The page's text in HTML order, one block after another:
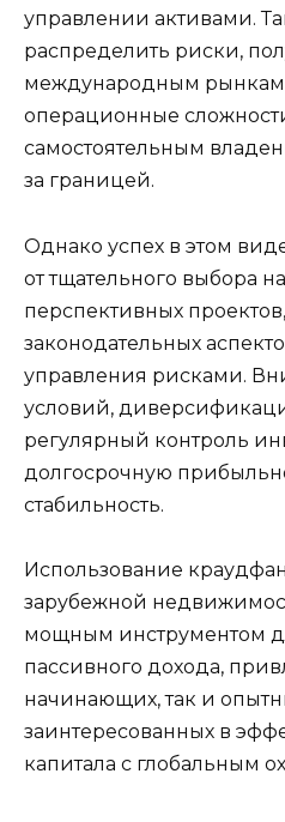
управлении активами.
распределить риски,
международным рынкам
операционные
самостоятельным
за границей.
Однако успех в этом
от тщательного выбора
перспективных
законодательных
управления рисками.
условий,
регулярный контроль
долгосрочную
стабильность.
Использование
зарубежной
мощным инструментом
пассивного дохода,
начинающих, так и
заинтересованных в
капитала с глобальным